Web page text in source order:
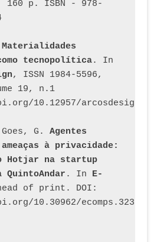
160 p. ISBN - 978-
Materialidades
tecnopolítica
, ISSN 1984-5596,
19, n.1
10.12957/
G. Agentes
à privacidade:
Hotjar na startup
. In E-
of print. DOI:
10.30962/ecomps.3231